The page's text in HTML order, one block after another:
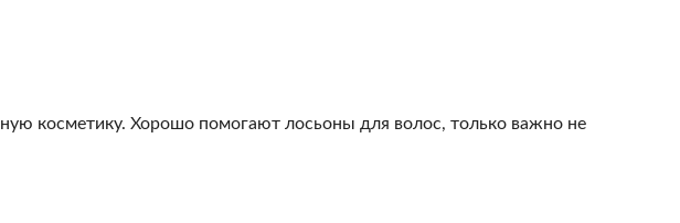
косметику. Хорошо помогают лосьоны для волос, только важно не